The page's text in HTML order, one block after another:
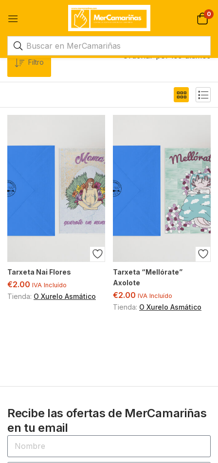
0
Filtro
Ordenar por los últimos
Tarxeta Nai Flores
€2.00 IVA Incluído
Tienda: O Xurelo Asmático
Tarxeta “Mellórate”
Axolote
€2.00 IVA Incluído
Tienda: O Xurelo Asmático
Recibe las ofertas de MerCamariñas
en tu email